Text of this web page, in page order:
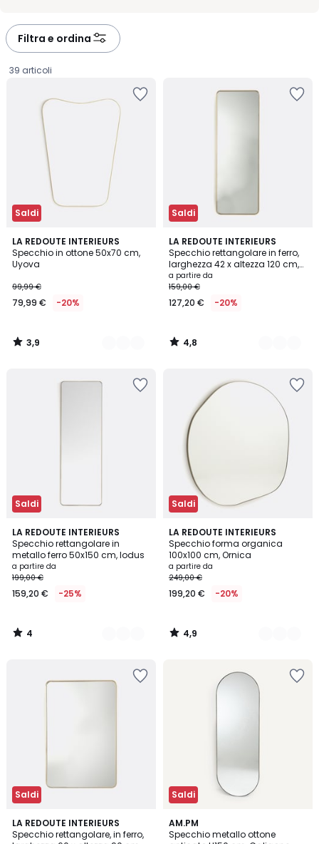
vostra. Un modo semplice per aggiungere funzionalità, con la
sicurezza di una scelta ben fatta.
Filtra e ordina
39 articoli
Saldi
LA REDOUTE INTERIEURS
Specchio in ottone 50x70 cm,
Uyova
€
Invece
99,99
€
99,99 €
79,99 € -20%
3,9
/ 5
2
Colori
3,9
/
Saldi
LA REDOUTE INTERIEURS
Specchio rettangolare in ferro,
larghezza 42 x altezza 120 cm,
IODUS
a partire da
159,00 €
127,20 € -20%
4,8
/ 5
2
Colori
4,8
/
Saldi
LA REDOUTE INTERIEURS
Specchio rettangolare in
metallo ferro 50x150 cm, Iodus
a partire da
199,00 €
159,20 € -25%
4
/
5
2
Colori
4
/
Saldi
LA REDOUTE INTERIEURS
Specchio forma organica
100x100 cm, Ornica
a partire da
249,00 €
199,20 € -20%
4,9
/ 5
2
Colori
4,9
/
Saldi
LA REDOUTE INTERIEURS
Specchio rettangolare, in ferro,
4,6
/ 5
2
Colori
Saldi
AM.PM
Specchio metallo ottone
4,6
/ 5